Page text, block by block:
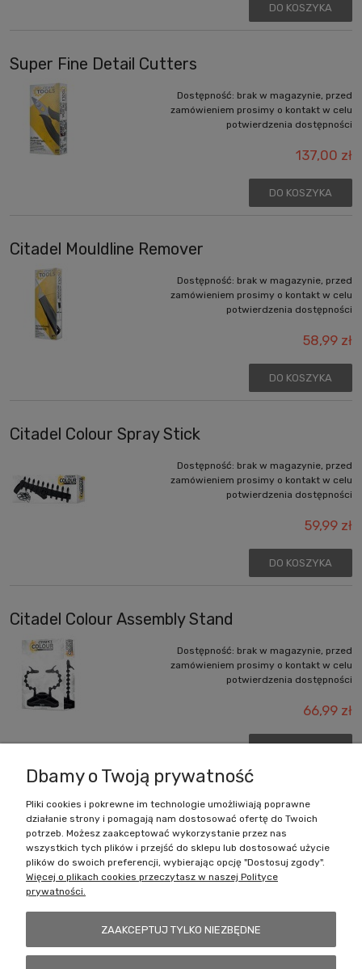
DO KOSZYKA
Super Fine Detail Cutters
Dostępność: brak w magazynie, przed
zamówieniem prosimy o kontakt w celu
potwierdzenia dostępności
137,00 zł
DO KOSZYKA
Citadel Mouldline Remover
Dostępność: brak w magazynie, przed
zamówieniem prosimy o kontakt w celu
potwierdzenia dostępności
58,99 zł
DO KOSZYKA
Citadel Colour Spray Stick
Dostępność: brak w magazynie, przed
zamówieniem prosimy o kontakt w celu
potwierdzenia dostępności
59,99 zł
DO KOSZYKA
Citadel Colour Assembly Stand
Dostępność: brak w magazynie, przed
zamówieniem prosimy o kontakt w celu
potwierdzenia dostępności
66,99 zł
Zakupy
Pomoc
Dbamy o Twoją prywatność
Pliki cookies i pokrewne im technologie umożliwiają poprawne
działanie strony i pomagają nam dostosować ofertę do Twoich
potrzeb. Możesz zaakceptować wykorzystanie przez nas
wszystkich tych plików i przejść do sklepu lub dostosować użycie
plików do swoich preferencji, wybierając opcję "Dostosuj zgody".
Więcej o plikach cookies przeczytasz w naszej Polityce
prywatności.
ZAAKCEPTUJ TYLKO NIEZBĘDNE